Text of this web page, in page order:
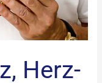
Herz-